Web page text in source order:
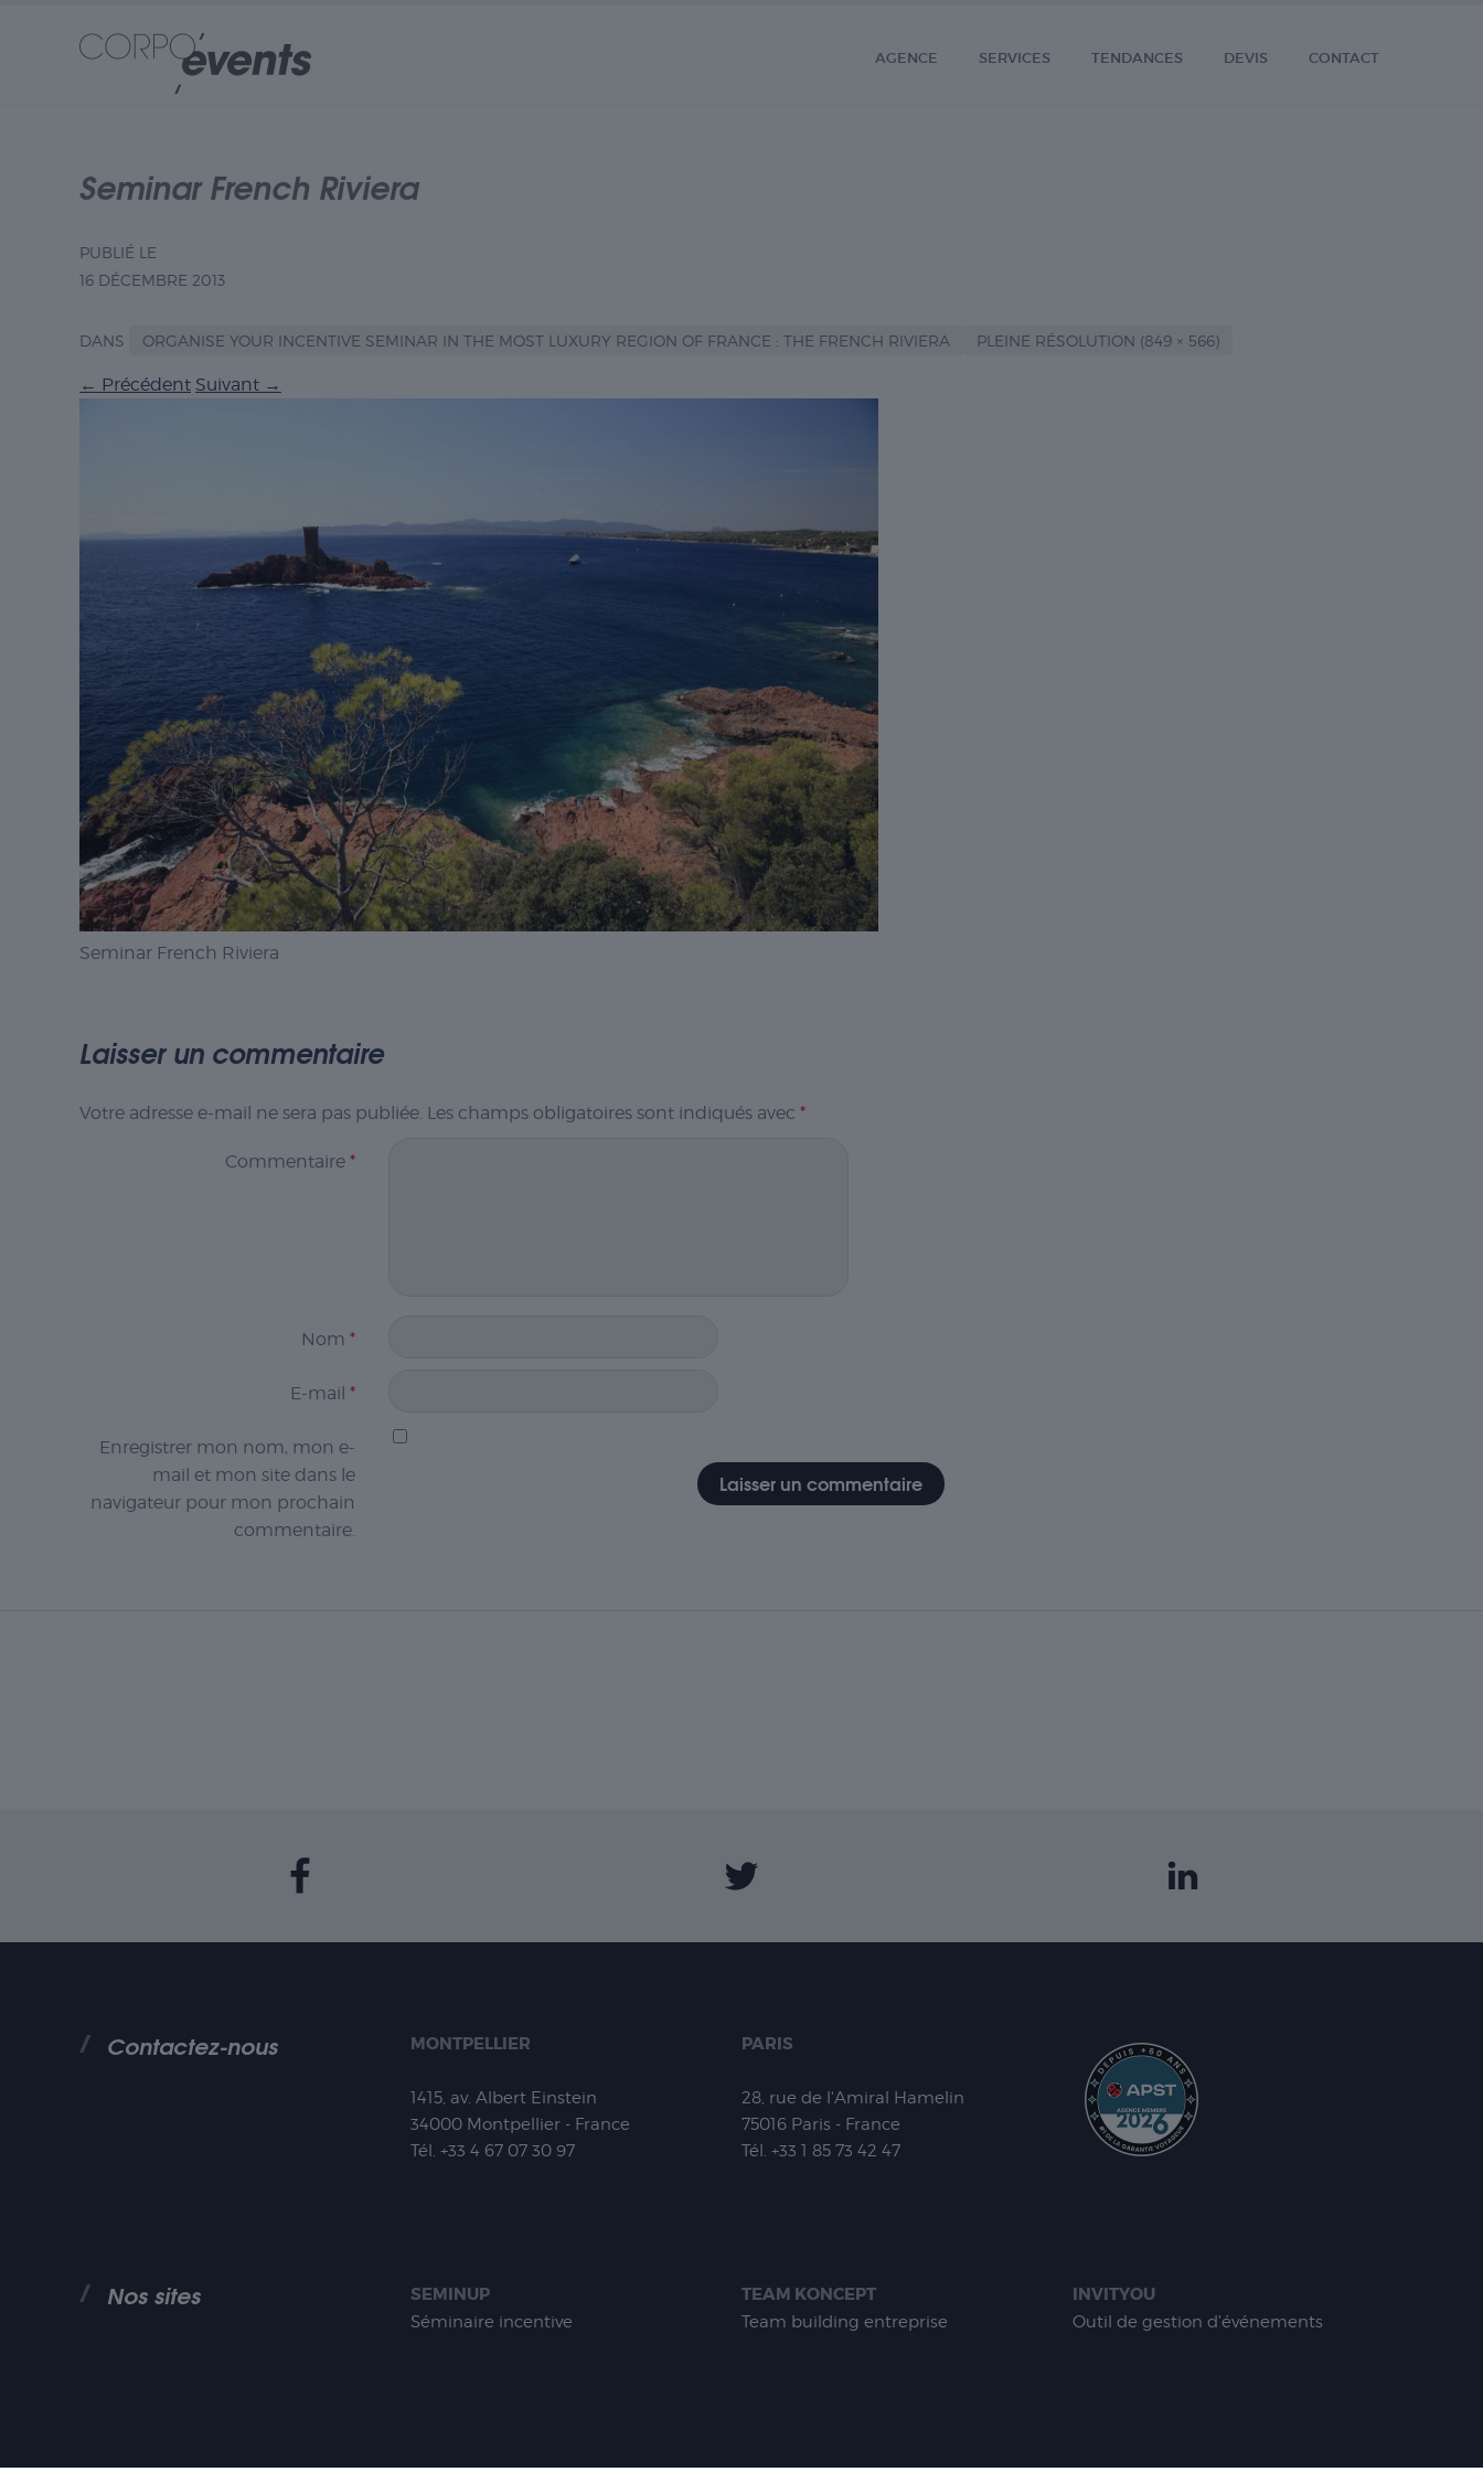
AGENCE SERVICES TENDANCES DEVIS CONTACT
Seminar French Riviera
PUBLIÉ LE
16 DÉCEMBRE 2013
DANS ORGANISE YOUR INCENTIVE SEMINAR IN THE MOST LUXURY REGION OF FRANCE : THE FRENCH RIVIERA PLEINE RÉSOLUTION (849 × 566)
← Précédent Suivant →
Seminar French Riviera
Laisser un commentaire
Votre adresse e-mail ne sera pas publiée. Les champs obligatoires sont indiqués avec *
Commentaire *
Nom *
E-mail *
Enregistrer mon nom, mon e-
mail et mon site dans le
navigateur pour mon prochain
commentaire.
Contactez-nous MONTPELLIER
1415, av. Albert Einstein
34000 Montpellier - France
Tél. +33 4 67 07 30 97
PARIS
28, rue de l'Amiral Hamelin
75016 Paris - France
Tél. +33 1 85 73 42 47
Nos sites SEMINUP
Séminaire incentive
TEAM KONCEPT
Team building entreprise
INVITYOU
Outil de gestion d'événements